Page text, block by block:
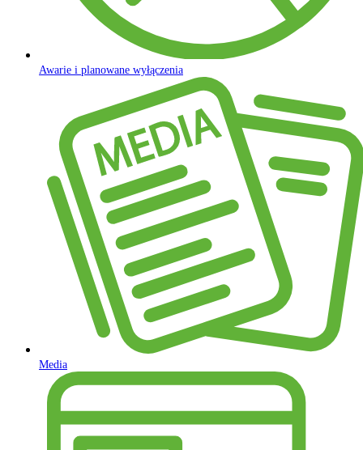
Awarie i planowane wyłączenia
Media